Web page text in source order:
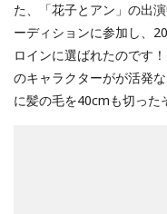
た、「花子とアン」の出
ーディションに参加し、
ロインに選ばれたのです
のキャラクターがが活発
に髪の毛を40cmも切った